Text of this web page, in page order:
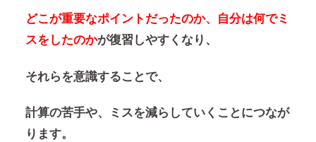
どこが重要なポイントだったのか、自分は何でミ
スをしたのかが復習しやすくなり、
それらを意識することで、
計算の苦手や、ミスを減らしていくことにつなが
ります。